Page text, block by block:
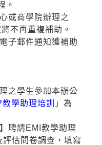
。
或商學院辦理之
不再重複補助。
子郵件通知獲補助
之學生參加本辦公
學助理培訓
」為
聘請EMI教學助理
估問卷調查，填寫